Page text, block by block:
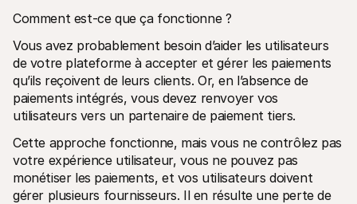
Comment est-ce que ça fonctionne ?
Vous avez probablement besoin d’aider les utilisateurs
de votre plateforme à accepter et gérer les paiements
qu’ils reçoivent de leurs clients. Or, en l’absence de
paiements intégrés, vous devez renvoyer vos
utilisateurs vers un partenaire de paiement tiers.
Cette approche fonctionne, mais vous ne contrôlez pas
votre expérience utilisateur, vous ne pouvez pas
monétiser les paiements, et vos utilisateurs doivent
gérer plusieurs fournisseurs. Il en résulte une perte de